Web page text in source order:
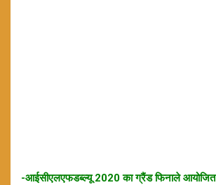
-आईसीएलएफडब्ल्यू 2020 का ग्रैंड फिनाले आयोजित